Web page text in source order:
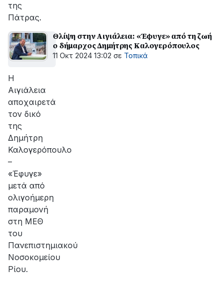
της
Πάτρας.
Θλίψη στην Αιγιάλεια: «Έφυγε» από τη ζωή
ο δήμαρχος Δημήτρης Καλογερόπουλος
11 Οκτ 2024 13:02 σε Τοπικά
Η
Αιγιάλεια
αποχαιρετά
τον δικό
της
Δημήτρη
Καλογερόπουλο
–
«Έφυγε»
μετά από
ολιγοήμερη
παραμονή
στη ΜΕΘ
του
Πανεπιστημιακού
Νοσοκομείου
Ρίου.